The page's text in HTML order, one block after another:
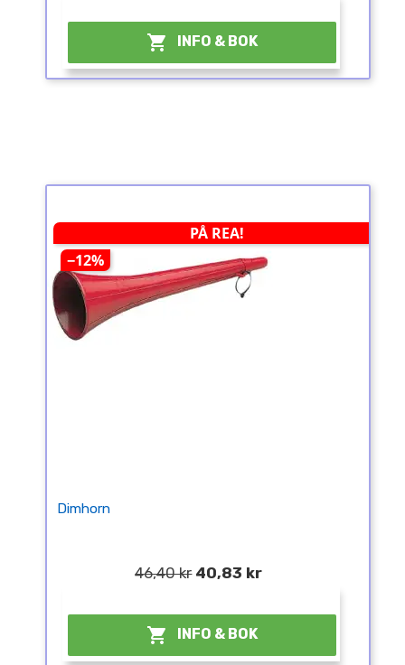
 INFO & BOK
PÅ REA!
−12%
Dimhorn
46,40 kr 40,83 kr
 INFO & BOK